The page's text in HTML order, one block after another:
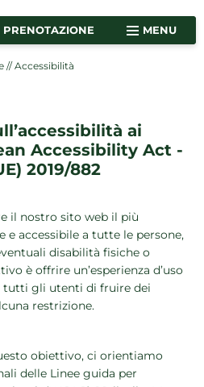
PRENOTAZIONE MENU
//Accessibilità
ai
Accessibility Act -
2019/882
il nostro sito web il più
e accessibile a tutte le persone,
disabilità fisiche o
è offrire un’esperienza d’uso
tutti gli utenti di fruire dei
restrizione.
obiettivo, ci orientiamo
delle Linee guida per